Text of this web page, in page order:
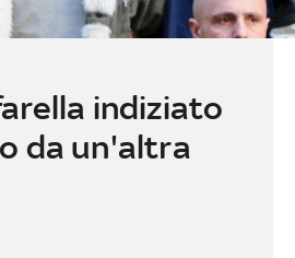
indiziato
da un'altra